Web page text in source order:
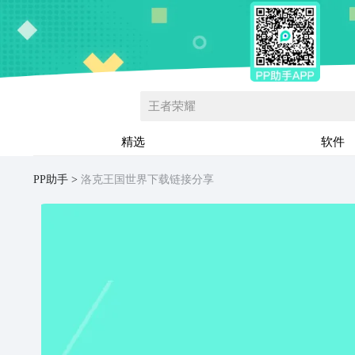
王者荣耀
精选 软件
PP助手 洛克王国世界下载链接分享